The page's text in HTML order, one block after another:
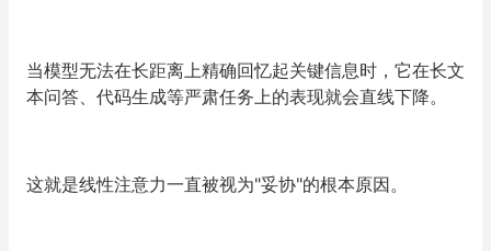
当模型无法在长距离上精确回忆起关键信息时，它在长文
本问答、代码生成等严肃任务上的表现就会直线下降。
这就是线性注意力一直被视为"妥协"的根本原因。